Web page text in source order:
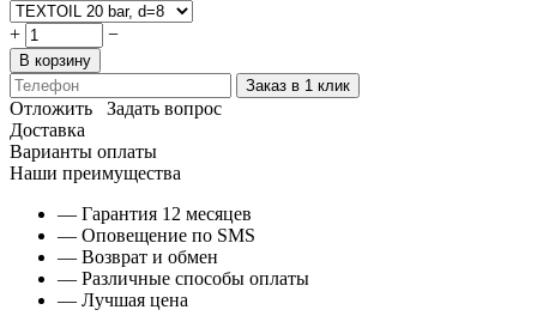
+ −
В корзину
Заказ в 1 клик
Отложить
Задать вопрос
Доставка
Варианты оплаты
Наши преимущества
— Гарантия 12 месяцев
— Оповещение по SMS
— Возврат и обмен
— Различные способы оплаты
— Лучшая цена